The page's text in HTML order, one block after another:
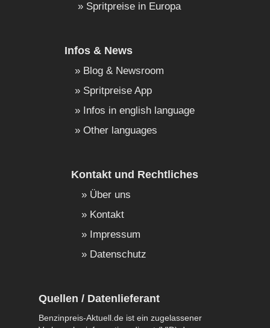
Spritpreise in Europa
Infos & News
Blog & Newsroom
Spritpreise App
Infos in english language
Other languages
Kontakt und Rechtliches
Über uns
Kontakt
Impressum
Datenschutz
Quellen / Datenlieferant
Benzinpreis-Aktuell.de ist ein zugelassener